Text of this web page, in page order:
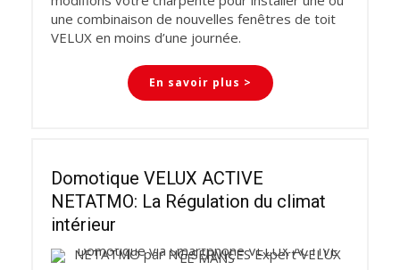
une combinaison de nouvelles fenêtres de toit
VELUX en moins d’une journée.
En savoir plus >
Domotique VELUX ACTIVE
NETATMO: La Régulation du climat
intérieur